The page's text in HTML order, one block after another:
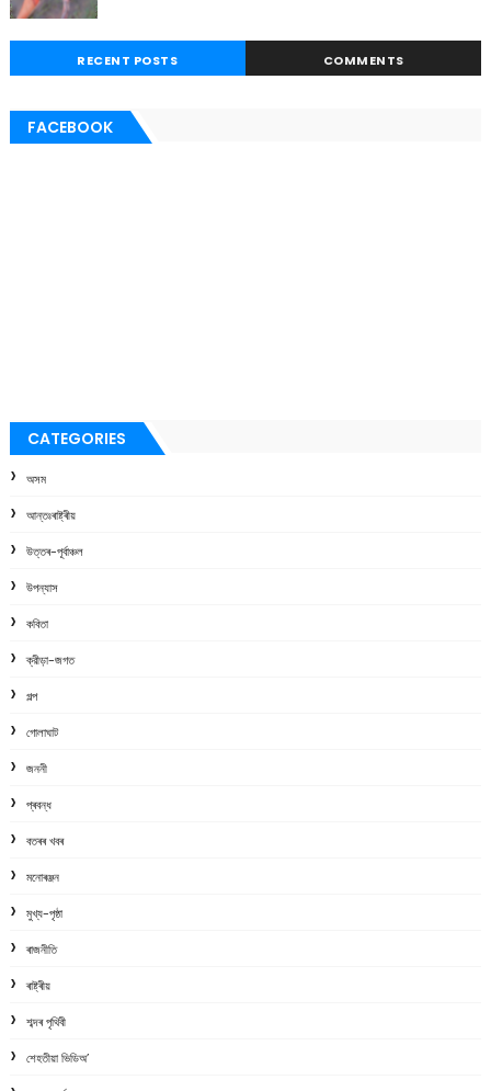
RECENT POSTS COMMENTS
FACEBOOK
CATEGORIES
অসম
আন্তঃৰাষ্ট্ৰীয়
উত্তৰ-পূৰ্বাঞ্চল
উপন্যাস
কবিতা
ক্রীড়া-জগত
গল্প
গোলাঘাট
জননী
প্ৰবন্ধ
বতৰৰ খবৰ
মনোৰঞ্জন
মুখ্য-পৃষ্ঠা
ৰাজনীতি
ৰাষ্ট্ৰীয়
শব্দৰ পৃথিবী
শেহতীয়া ভিডিঅ’